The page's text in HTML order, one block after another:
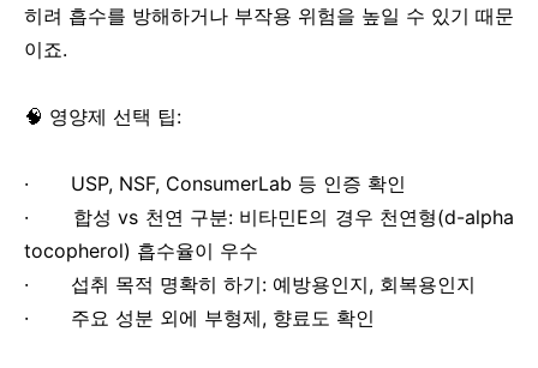
히려 흡수를 방해하거나 부작용 위험을 높일 수 있기 때문
이죠.
🧠 영양제 선택 팁:
· USP, NSF, ConsumerLab 등 인증 확인
· 합성 vs 천연 구분: 비타민E의 경우 천연형(d-alpha
tocopherol) 흡수율이 우수
· 섭취 목적 명확히 하기: 예방용인지, 회복용인지
· 주요 성분 외에 부형제, 향료도 확인